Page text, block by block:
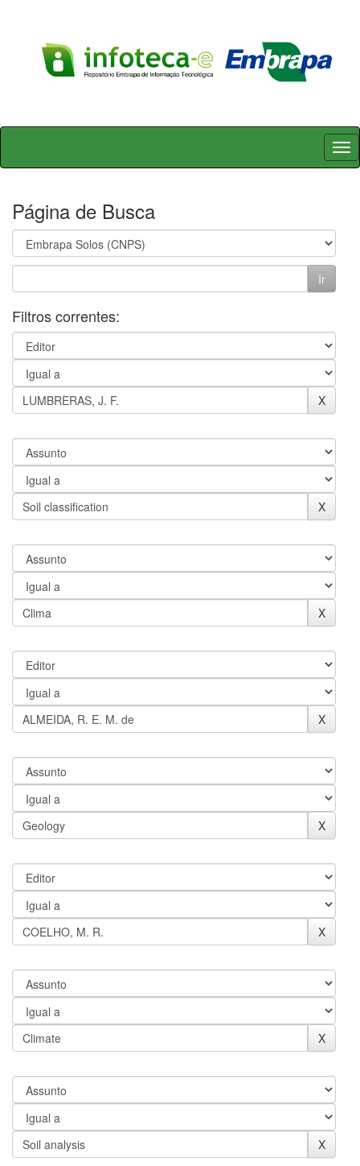
Skip
Página de Busca
Filtros correntes: